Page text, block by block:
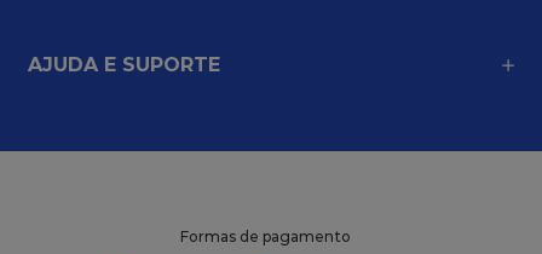
AJUDA E SUPORTE
Formas de pagamento